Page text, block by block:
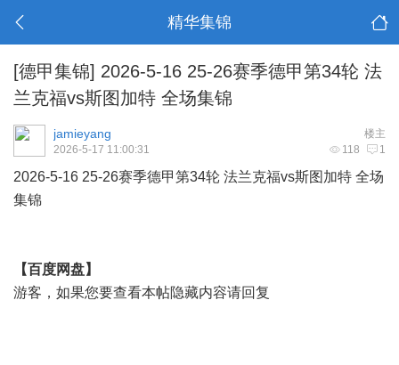
精华集锦
[德甲集锦] 2026-5-16 25-26赛季德甲第34轮 法
兰克福vs斯图加特 全场集锦
楼主
jamieyang
118 1
2026-5-17 11:00:31
2026-5-16 25-26赛季德甲第34轮 法兰克福vs斯图加特 全场
集锦
【百度网盘】
游客，如果您要查看本帖隐藏内容请回复